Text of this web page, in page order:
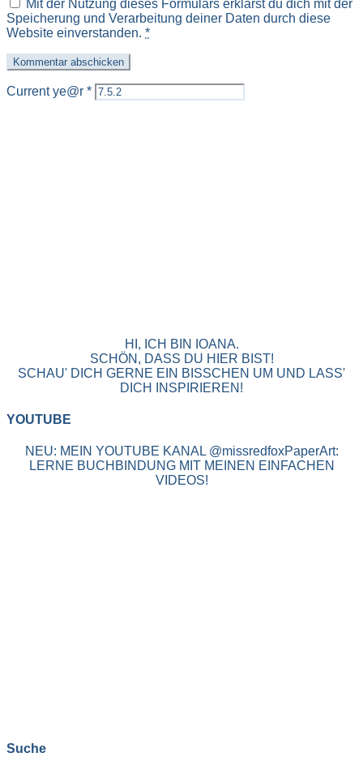
Mit der Nutzung dieses Formulars erklärst du dich mit der
Speicherung und Verarbeitung deiner Daten durch diese
Website einverstanden. *
Current ye@r *
HI, ICH BIN IOANA.
SCHÖN, DASS DU HIER BIST!
SCHAU' DICH GERNE EIN BISSCHEN UM UND LASS'
DICH INSPIRIEREN!
YOUTUBE
NEU: MEIN YOUTUBE KANAL @missredfoxPaperArt:
LERNE BUCHBINDUNG MIT MEINEN EINFACHEN
VIDEOS!
Suche